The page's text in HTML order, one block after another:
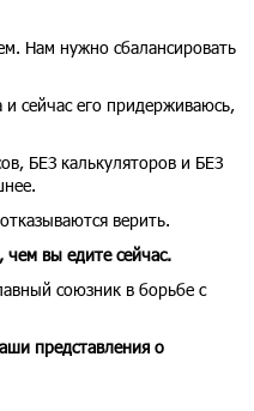
Нам нужно сбалансировать
сейчас его придерживаюсь,
БЕЗ калькуляторов и БЕЗ
верить.
вы едите сейчас.
союзник в борьбе с
представления о